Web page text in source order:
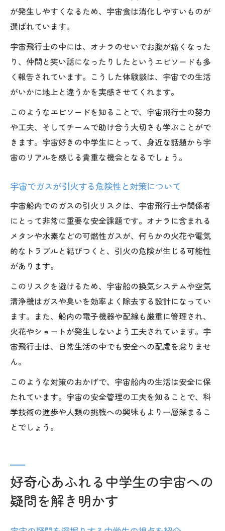
が発生しやすくなるため、宇宙食は消化しやすいものが
選ばれています。
宇宙飛行士の中には、オナラのせいでお腹が痛くなった
り、仲間と笑い話になったりしたというエピソードも多
く報告されています。こうした体験談は、宇宙での生活
がいかに地上と違うかを実感させてくれます。
このようなエピソードを知ることで、宇宙飛行士の努力
や工夫、そしてチームで助け合う大切さも学ぶことがで
きます。宇宙好きの中学生にとって、身近な話題から宇
宙のリアルを感じる貴重な機会となるでしょう。
宇宙でガスが引火する危険性と対策について
宇宙船内でのガスの引火リスクは、宇宙飛行士や関係者
にとって非常に重要な安全課題です。オナラに含まれる
メタンや水素などの可燃性ガスが、何らかの火花や電気
的なトラブルと結びつくと、引火の危険が生じる可能性
があります。
このリスクを避けるため、宇宙船の換気システムや空気
清浄機はガスや臭いを効率よく除去する設計になってい
ます。また、船内の電子機器や配線も厳重に管理され、
火花やショートが発生しないよう工夫されています。宇
宙飛行士は、日常生活の中でも安全への配慮を怠りませ
ん。
このような対策のおかげで、宇宙船内の生活は安全に保
たれています。宇宙の安全管理の工夫を知ることで、科
学技術の進歩や人類の挑戦への興味もより一層深まるこ
とでしょう。
好奇心あふれる中学生の宇宙への
疑問を解き明かす